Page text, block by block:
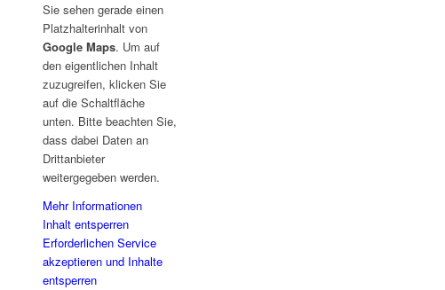
Sie sehen gerade einen
Platzhalterinhalt von
Google Maps. Um auf
den eigentlichen Inhalt
zuzugreifen, klicken Sie
auf die Schaltfläche
unten. Bitte beachten Sie,
dass dabei Daten an
Drittanbieter
weitergegeben werden.
Mehr Informationen
Inhalt entsperren
Erforderlichen Service
akzeptieren und Inhalte
entsperren